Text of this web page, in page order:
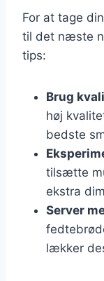
For at tage
til det næste
tips:
Brug
høj
bedste
tilsætte
ekstra
Server
lækker